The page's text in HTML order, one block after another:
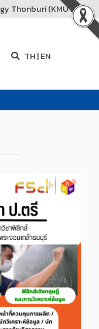
Thonburi (KMUTT)
TH|EN